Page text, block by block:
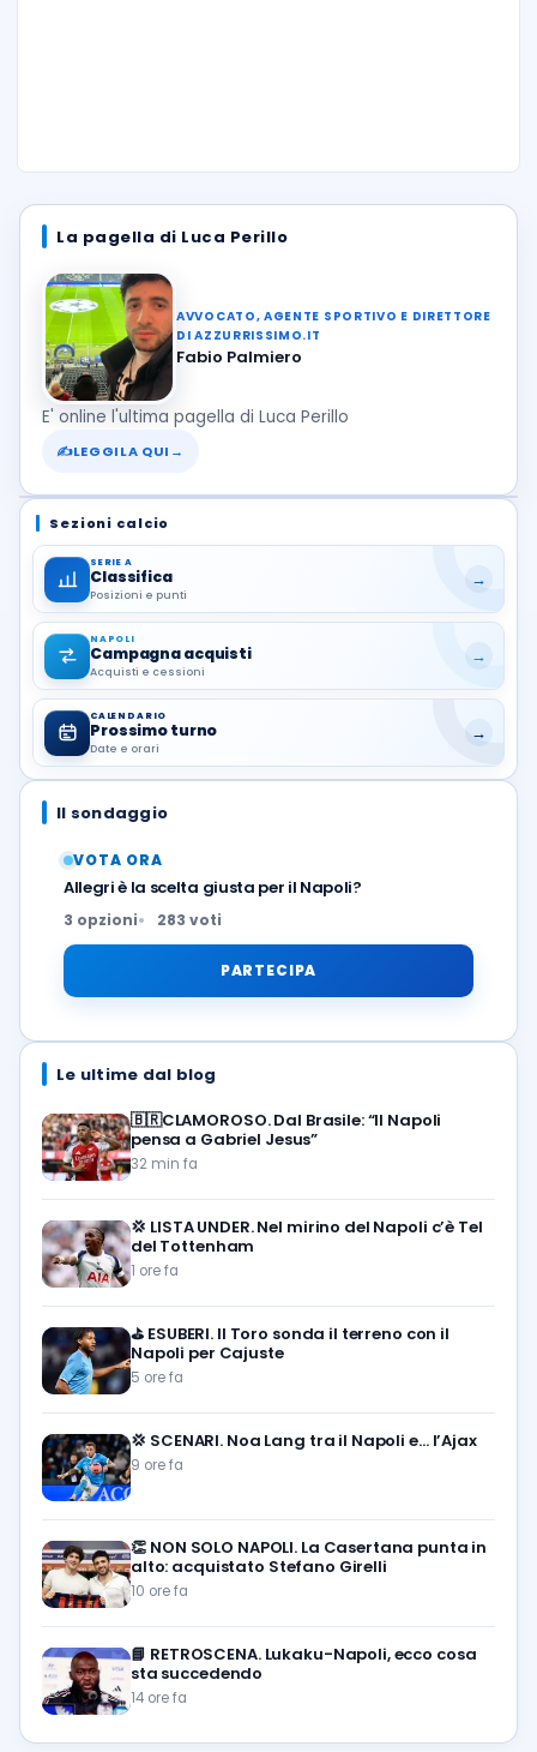
La pagella di Luca Perillo
AVVOCATO, AGENTE SPORTIVO E DIRETTORE
DI AZZURRISSIMO.IT
Fabio Palmiero
E' online l'ultima pagella di Luca Perillo
✍LEGGILA QUI →
Sezioni calcio
SERIE A
Classifica
Posizioni e punti
→
NAPOLI
Campagna acquisti
Acquisti e cessioni
→
CALENDARIO
Prossimo turno
Date e orari
→
Il sondaggio
VOTA ORA
Allegri è la scelta giusta per il Napoli?
3 opzioni 283 voti
PARTECIPA
Le ultime dal blog
🇧🇷CLAMOROSO. Dal Brasile: “Il Napoli
pensa a Gabriel Jesus”
32 min fa
💢 LISTA UNDER. Nel mirino del Napoli c’è Tel
del Tottenham
1 ore fa
⛳ ESUBERI. Il Toro sonda il terreno con il
Napoli per Cajuste
5 ore fa
💢 SCENARI. Noa Lang tra il Napoli e… l’Ajax
9 ore fa
👏 NON SOLO NAPOLI. La Casertana punta in
alto: acquistato Stefano Girelli
10 ore fa
📘 RETROSCENA. Lukaku-Napoli, ecco cosa
sta succedendo
14 ore fa